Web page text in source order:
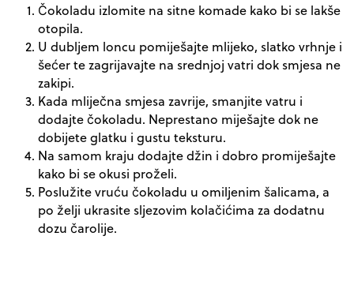
Čokoladu izlomite na sitne komade kako bi se lakše
otopila.
U dubljem loncu pomiješajte mlijeko, slatko vrhnje i
šećer te zagrijavajte na srednjoj vatri dok smjesa ne
zakipi.
Kada mliječna smjesa zavrije, smanjite vatru i
dodajte čokoladu. Neprestano miješajte dok ne
dobijete glatku i gustu teksturu.
Na samom kraju dodajte džin i dobro promiješajte
kako bi se okusi proželi.
Poslužite vruću čokoladu u omiljenim šalicama, a
po želji ukrasite sljezovim kolačićima za dodatnu
dozu čarolije.